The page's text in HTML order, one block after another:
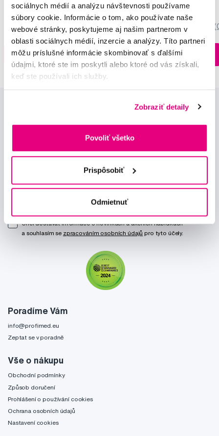
sociálnych médií a analýzu návštevnosti používame
súbory cookie. Informácie o tom, ako používate naše
webové stránky, poskytujeme aj našim partnerom v
oblasti sociálnych médií, inzercie a analýzy. Títo partneri
môžu príslušné informácie skombinovať s ďalšími
údajmi, ktoré ste im poskytli alebo ktoré od vás získali,
keď ste používali ich služby.
Zobraziť detaily
Povoliť všetko
Prispôsobiť
Odmietnuť
149,99 €
5,0/5 (27x)
Do košíku
Na sklade > 5 ks
10,90 €
Do košíku
Poradíme Vám
info@profimed.eu
Zeptat se v poradně
Vše o nákupu
Obchodní podmínky
Způsob doručení
Prohlášení o používání cookies
Ochrana osobních údajů
Nastavení cookies
Chci dostávat informace o novinkách a akčních nabídkách
a souhlasím se zpracováním osobních údajů pro tyto účely.